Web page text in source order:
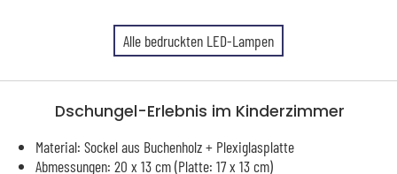
Alle bedruckten LED-Lampen
Dschungel-Erlebnis im Kinderzimmer
Material: Sockel aus Buchenholz + Plexiglasplatte
Abmessungen: 20 x 13 cm (Platte: 17 x 13 cm)